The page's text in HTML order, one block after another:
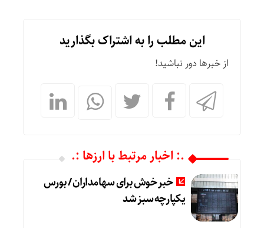
این مطلب را به اشتراک بگذارید
از خبرها دور نباشید!
.: اخبار مرتبط با ارزها :.
خبر خوش برای سهامداران / بورس
یکپارچه سبز شد